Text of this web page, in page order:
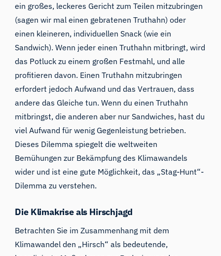
ein großes, leckeres Gericht zum Teilen mitzubringen
(sagen wir mal einen gebratenen Truthahn) oder
einen kleineren, individuellen Snack (wie ein
Sandwich). Wenn jeder einen Truthahn mitbringt, wird
das Potluck zu einem großen Festmahl, und alle
profitieren davon. Einen Truthahn mitzubringen
erfordert jedoch Aufwand und das Vertrauen, dass
andere das Gleiche tun. Wenn du einen Truthahn
mitbringst, die anderen aber nur Sandwiches, hast du
viel Aufwand für wenig Gegenleistung betrieben.
Dieses Dilemma spiegelt die weltweiten
Bemühungen zur Bekämpfung des Klimawandels
wider und ist eine gute Möglichkeit, das „Stag-Hunt“-
Dilemma zu verstehen.
Die Klimakrise als Hirschjagd
Betrachten Sie im Zusammenhang mit dem
Klimawandel den „Hirsch“ als bedeutende,